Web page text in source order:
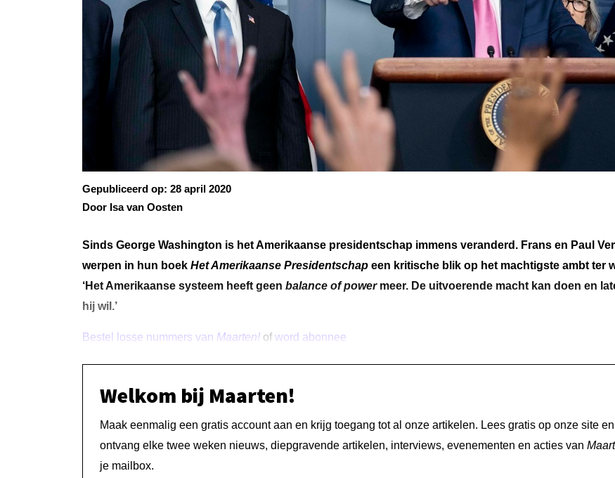
Gepubliceerd op: 28 april 2020
Door Isa van Oosten
Sinds George Washington is hetAmerikaanse presidentschap immens veranderd. Frans en Paul
werpen in hun boek Het Amerikaanse Presidentschap een kritische blik op het machtigste ambt ter
‘Het Amerikaanse systeem heeft geen balance of powermeer. De uitvoerende macht kan doen en
hij wil.’
Bestel losse nummers van Maarten! ofword abonnee
Welkom bij Maarten!
Maak eenmalig een gratis account aan en krijg toegang tot al onze artikelen. Lees gratis op onze site en
ontvang elke twee weken nieuws, diepgravende artikelen, interviews, evenementen en acties van
je mailbox.